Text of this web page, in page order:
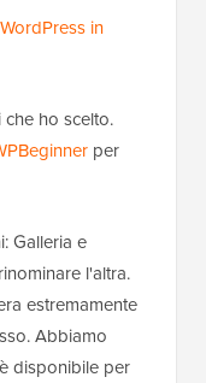
in
ho scelto.
per
Galleria e
l'altra.
estremamente
Abbiamo
disponibile per